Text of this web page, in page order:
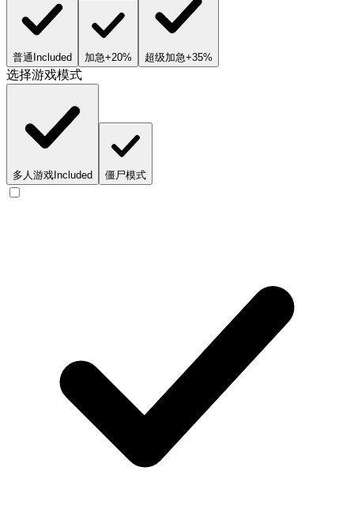
普通 Included 加急+20% 超级加急+35%
选择游戏模式
多人游戏 Included 僵尸模式